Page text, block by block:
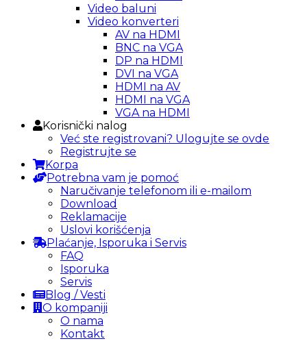
Video baluni
Video konverteri
AV na HDMI
BNC na VGA
DP na HDMI
DVI na VGA
HDMI na AV
HDMI na VGA
VGA na HDMI
Korisnički nalog
Već ste registrovani? Ulogujte se ovde
Registrujte se
Korpa
Potrebna vam je pomoć
Naručivanje telefonom ili e-mailom
Download
Reklamacije
Uslovi korišćenja
Plaćanje, Isporuka i Servis
FAQ
Isporuka
Servis
Blog / Vesti
O kompaniji
O nama
Kontakt